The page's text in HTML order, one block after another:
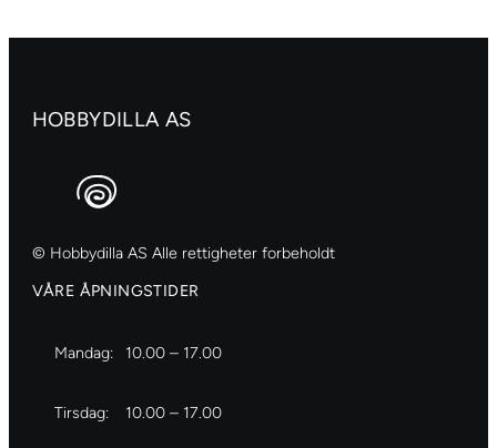
yellow
HOBBYDILLA AS
© Hobbydilla AS Alle rettigheter forbeholdt
VÅRE ÅPNINGSTIDER
Mandag: 10.00 – 17.00
Tirsdag: 10.00 – 17.00